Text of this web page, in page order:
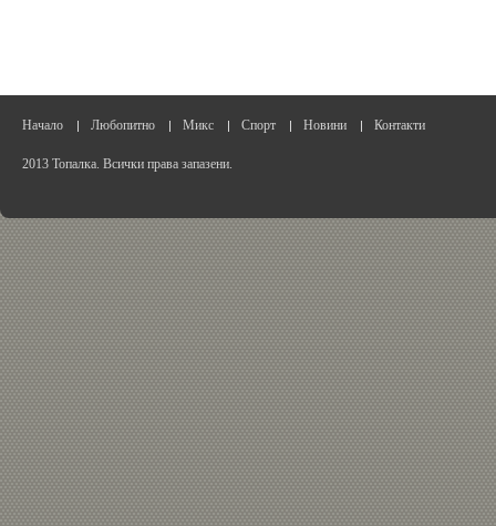
Начало Любопитно Микс Спорт Новини Контакти
2013 Топалка. Всички права запазени.